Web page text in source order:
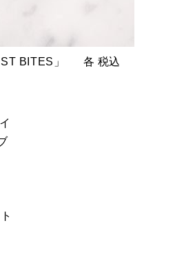
BITES」 各 税込